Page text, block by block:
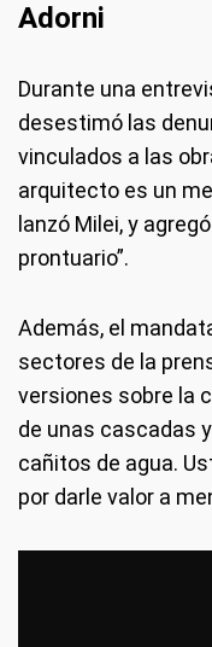
Adorni
Durante una
desestimó las
vinculados a las
arquitecto es un
lanzó Milei, y
prontuario”.
Además, el
sectores de la
versiones sobre la
de unas cascadas
cañitos de agua.
por darle valor a